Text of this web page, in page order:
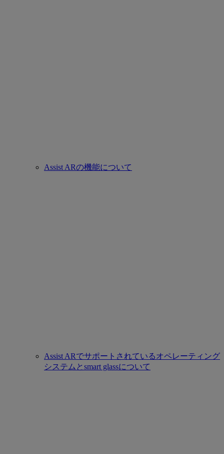
Assist ARの機能について
Assist ARでサポートされているオペレーティング
システムとsmart glassについて